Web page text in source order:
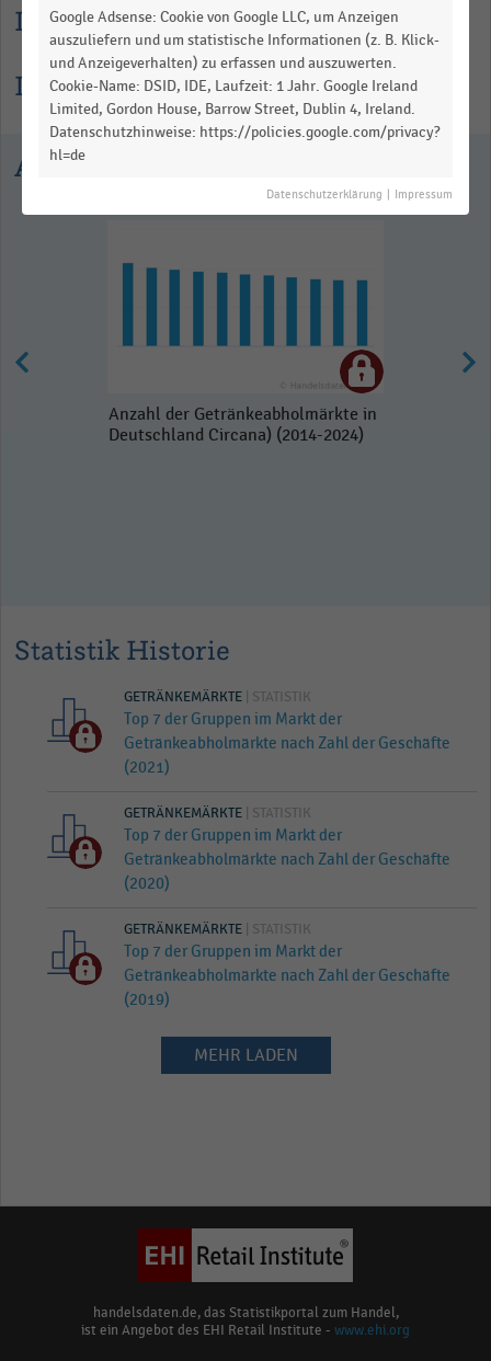
Lesehilfe
Informationen zur Statistik
Ausgewählte Statistiken
Anzahl der Getränkeabholmärkte in
Deutschland Circana) (2014-2024)
Statistik Historie
GETRÄNKEMÄRKTE | STATISTIK
Top 7 der Gruppen im Markt der
Getränkeabholmärkte nach Zahl der Geschäfte
(2021)
GETRÄNKEMÄRKTE | STATISTIK
Top 7 der Gruppen im Markt der
Getränkeabholmärkte nach Zahl der Geschäfte
(2020)
GETRÄNKEMÄRKTE | STATISTIK
Top 7 der Gruppen im Markt der
Getränkeabholmärkte nach Zahl der Geschäfte
(2019)
MEHR LADEN
handelsdaten.de, das Statistikportal zum Handel,
ist ein Angebot des EHI Retail Institute - www.ehi.org
Google Adsense: Cookie von Google LLC, um Anzeigen
auszuliefern und um statistische Informationen (z. B. Klick-
und Anzeigeverhalten) zu erfassen und auszuwerten.
Cookie-Name: DSID, IDE, Laufzeit: 1 Jahr. Google Ireland
Limited, Gordon House, Barrow Street, Dublin 4, Ireland.
Datenschutzhinweise: https://policies.google.com/privacy?
hl=de
Datenschutzerklärung Impressum